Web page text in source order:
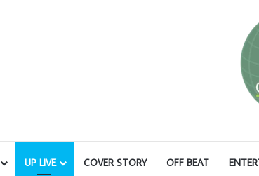
UP LIVE COVER STORY OFF BEAT